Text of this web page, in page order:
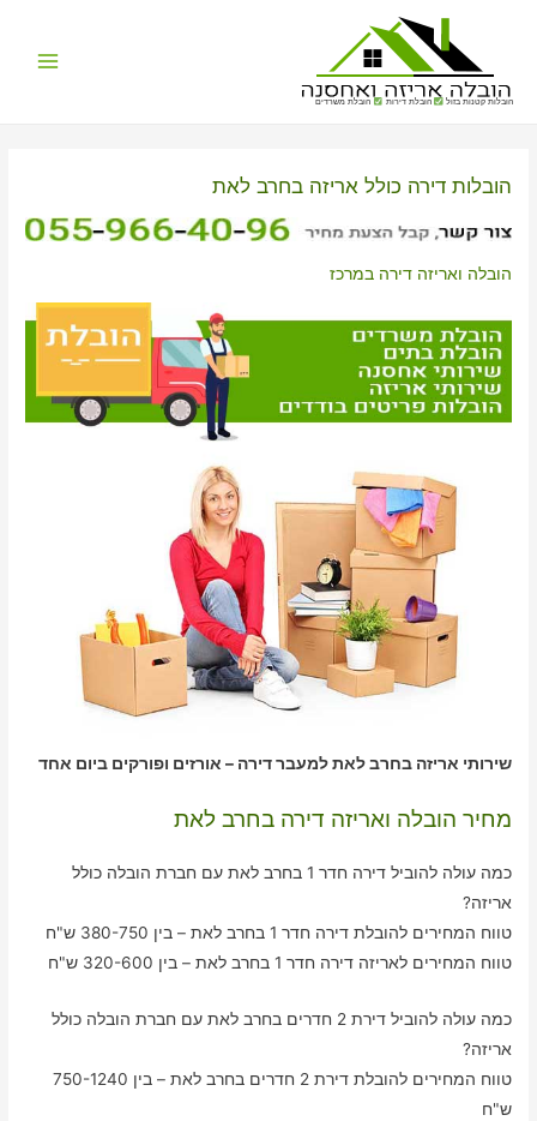
הובלות קטנות בזול הובלת דירות הובלת משרדים
הובלות דירה כולל אריזה בחרב לאת
הובלה ואריזה דירה במרכז
שירותי אריזה בחרב לאת למעבר דירה – אורזים ופורקים ביום אחד
מחיר הובלה ואריזה דירה בחרב לאת
כמה עולה להוביל דירה חדר 1 בחרב לאת עם חברת הובלה כולל
אריזה?
טווח המחירים להובלת דירה חדר 1 בחרב לאת – בין 380-750 ש"ח
טווח המחירים לאריזה דירה חדר 1 בחרב לאת – בין 320-600 ש"ח
כמה עולה להוביל דירת 2 חדרים בחרב לאת עם חברת הובלה כולל
אריזה?
טווח המחירים להובלת דירת 2 חדרים בחרב לאת – בין 750-1240
ש"ח